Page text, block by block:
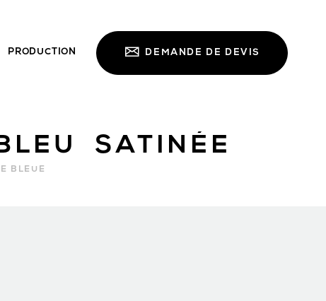
PRODUCTION DEMANDE DE DEVIS
SATINÉE
BLEUE